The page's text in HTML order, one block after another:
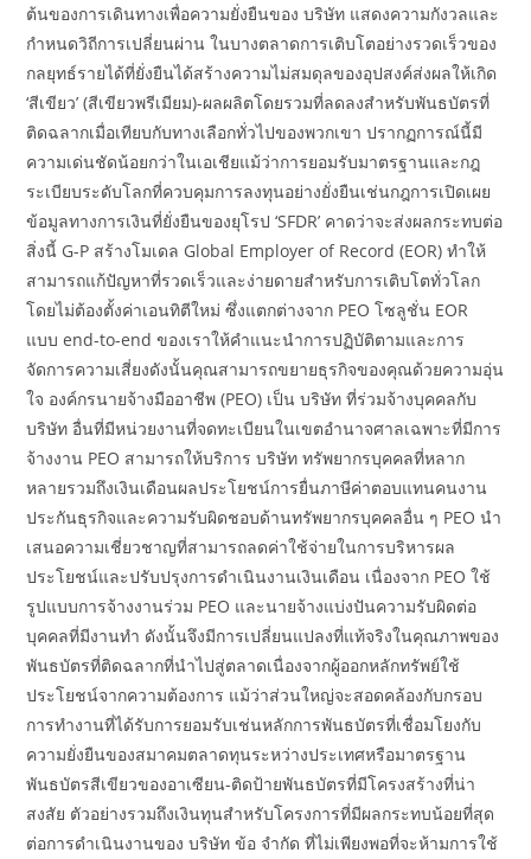
ต้นของการเดินทางเพื่อความยั่งยืนของ บริษัท แสดงความกังวลและ
กำหนดวิถีการเปลี่ยนผ่าน ในบางตลาดการเติบโตอย่างรวดเร็วของ
กลยุทธ์รายได้ที่ยั่งยืนได้สร้างความไม่สมดุลของอุปสงค์ส่งผลให้เกิด
‘สีเขียว’ (สีเขียวพรีเมียม)-ผลผลิตโดยรวมที่ลดลงสำหรับพันธบัตรที่
ติดฉลากเมื่อเทียบกับทางเลือกทั่วไปของพวกเขา ปรากฏการณ์นี้มี
ความเด่นชัดน้อยกว่าในเอเชียแม้ว่าการยอมรับมาตรฐานและกฎ
ระเบียบระดับโลกที่ควบคุมการลงทุนอย่างยั่งยืนเช่นกฎการเปิดเผย
ข้อมูลทางการเงินที่ยั่งยืนของยุโรป ‘SFDR’ คาดว่าจะส่งผลกระทบต่อ
สิ่งนี้ G-P สร้างโมเดล Global Employer of Record (EOR) ทำให้
สามารถแก้ปัญหาที่รวดเร็วและง่ายดายสำหรับการเติบโตทั่วโลก
โดยไม่ต้องตั้งค่าเอนทิตีใหม่ ซึ่งแตกต่างจาก PEO โซลูชั่น EOR
แบบ end-to-end ของเราให้คำแนะนำการปฏิบัติตามและการ
จัดการความเสี่ยงดังนั้นคุณสามารถขยายธุรกิจของคุณด้วยความอุ่น
ใจ องค์กรนายจ้างมืออาชีพ (PEO) เป็น บริษัท ที่ร่วมจ้างบุคคลกับ
บริษัท อื่นที่มีหน่วยงานที่จดทะเบียนในเขตอำนาจศาลเฉพาะที่มีการ
จ้างงาน PEO สามารถให้บริการ บริษัท ทรัพยากรบุคคลที่หลาก
หลายรวมถึงเงินเดือนผลประโยชน์การยื่นภาษีค่าตอบแทนคนงาน
ประกันธุรกิจและความรับผิดชอบด้านทรัพยากรบุคคลอื่น ๆ PEO นำ
เสนอความเชี่ยวชาญที่สามารถลดค่าใช้จ่ายในการบริหารผล
ประโยชน์และปรับปรุงการดำเนินงานเงินเดือน เนื่องจาก PEO ใช้
รูปแบบการจ้างงานร่วม PEO และนายจ้างแบ่งปันความรับผิดต่อ
บุคคลที่มีงานทำ ดังนั้นจึงมีการเปลี่ยนแปลงที่แท้จริงในคุณภาพของ
พันธบัตรที่ติดฉลากที่นำไปสู่ตลาดเนื่องจากผู้ออกหลักทรัพย์ใช้
ประโยชน์จากความต้องการ แม้ว่าส่วนใหญ่จะสอดคล้องกับกรอบ
การทำงานที่ได้รับการยอมรับเช่นหลักการพันธบัตรที่เชื่อมโยงกับ
ความยั่งยืนของสมาคมตลาดทุนระหว่างประเทศหรือมาตรฐาน
พันธบัตรสีเขียวของอาเซียน-ติดป้ายพันธบัตรที่มีโครงสร้างที่น่า
สงสัย ตัวอย่างรวมถึงเงินทุนสำหรับโครงการที่มีผลกระทบน้อยที่สุด
ต่อการดำเนินงานของ บริษัท ข้อ จำกัด ที่ไม่เพียงพอที่จะห้ามการใช้